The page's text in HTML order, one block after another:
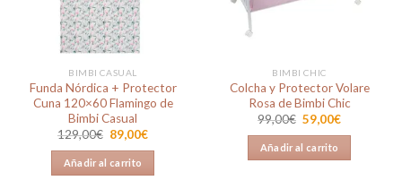
BIMBI CASUAL
Funda Nórdica + Protector
Cuna 120×60 Flamingo de
Bimbi Casual
129,00€ El
precio
original
era:
129,00€.
89,00€El
89,00€.
Añadir al carrito
BIMBI CHIC
Colcha y Protector Volare
Rosa de Bimbi Chic
99,00€ El
precio
original
era:
99,00€.
59,00€El
59,00€.
Añadir al carrito